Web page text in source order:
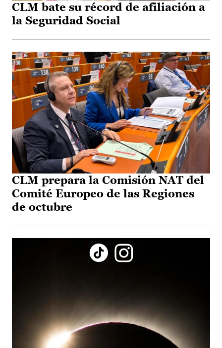
CLM bate su récord de afiliación a
la Seguridad Social
CLM prepara la Comisión NAT del
Comité Europeo de las Regiones
de octubre